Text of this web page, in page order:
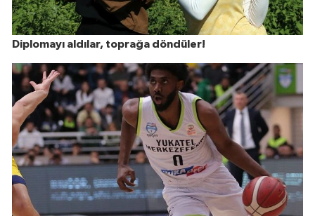
Diplomayı aldılar, toprağa döndüler!